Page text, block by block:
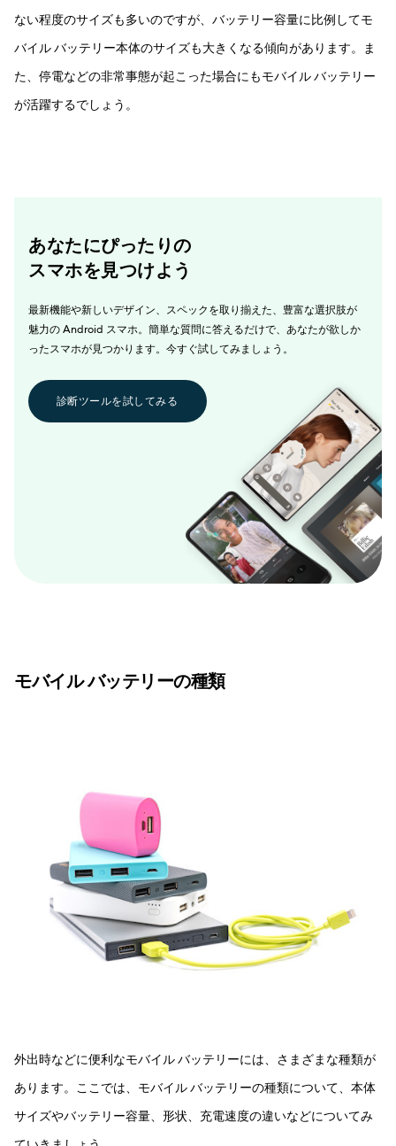
ない程度のサイズも多いのですが、バッテリー容量に比例してモ
バイル バッテリー本体のサイズも大きくなる傾向があります。
ま
た、停電などの非常事態が起こった場合にもモバイル バッテリー
が活躍するでしょう。
あなたにぴったりの
スマホを見つけよう
最新機能や新しいデザイン、スペックを取り揃えた、豊富な選択肢が
魅力の Android スマホ。簡単な質問に答えるだけで、あなたが欲しか
ったスマホが見つかります。今すぐ試してみましょう。
診断ツールを試してみる
モバイル バッテリーの種類
外出時などに便利なモバイル バッテリーには、さまざまな種類が
あります。ここでは、モバイル バッテリーの種類について、本体
サイズやバッテリー容量、形状、充電速度の違いなどについてみ